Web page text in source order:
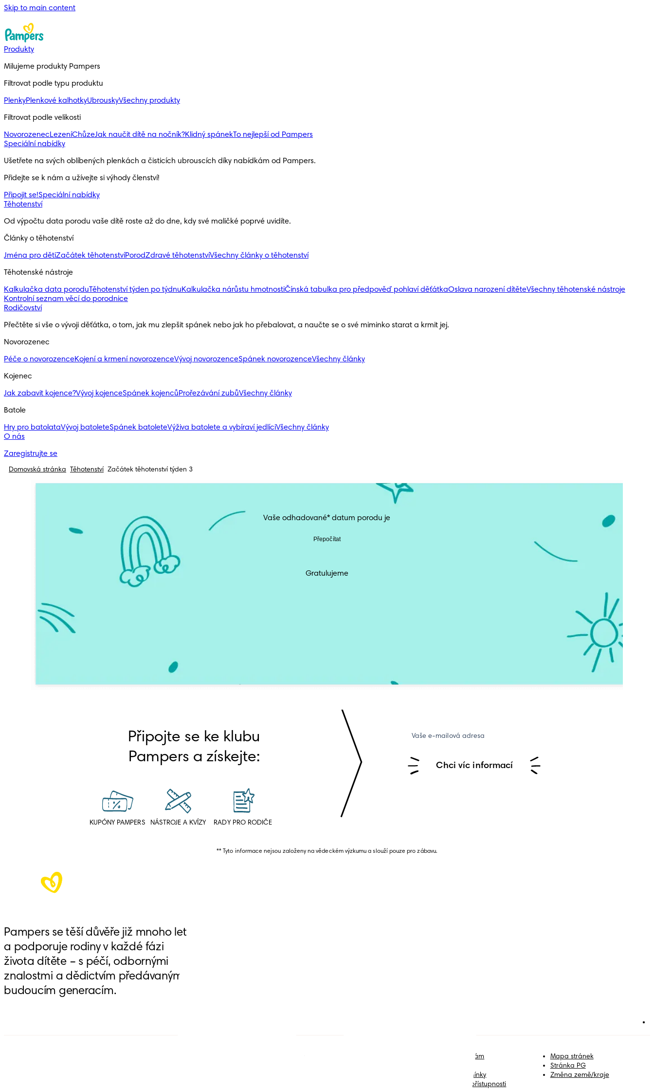
Skip to main content
Produkty
Milujeme produkty Pampers
Filtrovat podle typu produktu
PlenkyPlenkové kalhotkyUbrouskyVšechny produkty
Filtrovat podle velikosti
NovorozenecLezeníChůzeJak naučit dítě na nočník?Klidný spánekTo nejlepší od Pampers
Speciální nabídky
Ušetřete na svých oblíbených plenkách a čisticích ubrouscích díky nabídkám od Pampers.
Přidejte se k nám a užívejte si výhody členství!
Připojit se!Speciální nabídky
Těhotenství
Od výpočtu data porodu vaše dítě roste až do dne, kdy své maličké poprvé uvidíte.
Články o těhotenství
Jména pro dětiZačátek těhotenstvíPorodZdravé těhotenstvíVšechny články o těhotenství
Těhotenské nástroje
Kalkulačka data poroduTěhotenství týden po týdnuKalkulačka nárůstu hmotnostiČínská tabulka pro předpověď pohlaví děťátkaOslava narození dítěteVšechny těhotenské nástroje
Kontrolní seznam věcí do porodnice
Rodičovství
Přečtěte si vše o vývoji děťátka, o tom, jak mu zlepšit spánek nebo jak ho přebalovat, a naučte se o své miminko starat a krmit jej.
Novorozenec
Péče o novorozenceKojení a krmení novorozenceVývoj novorozenceSpánek novorozenceVšechny články
Kojenec
Jak zabavit kojence?Vývoj kojenceSpánek kojencůProřezávání zubůVšechny články
Batole
Hry pro batolataVývoj batoleteSpánek batoleteVýživa batolete a vybíraví jedlíciVšechny články
O nás
Zaregistrujte se
Domovská stránka Těhotenství Začátek těhotenství týden 3
Vaše odhadované* datum porodu je
Přepočítat
Gratulujeme
Připojte se ke klubu
Pampers a získejte:
KUPÓNY PAMPERS NÁSTROJE A KVÍZY RADY PRO RODIČE
Vaše e-mailová adresa
Chci víc informací
** Tyto informace nejsou založeny na vědeckém výzkumu a slouží pouze pro zábavu.
Pampers se těší důvěře již mnoho let
a podporuje rodiny v každé fázi
života dítěte – s péčí, odbornými
znalostmi a dědictvím předávaným
budoucím generacím.
Přidejte se k nám
Smluvní podmínky
Prohlášení o přístupnosti
Mapa stránek
Stránka PG
Změna země/kraje